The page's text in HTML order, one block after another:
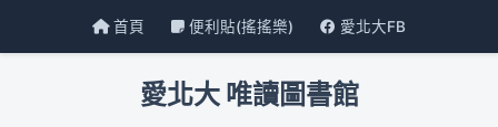
首頁 便利貼(搖搖樂) 愛北大FB
愛北大 唯讀圖書館